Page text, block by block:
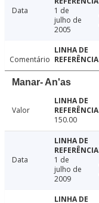
Data
1 de
julho de
2005
Comentário
Manar- An'as
Valor
150.00
Data
1 de
julho de
2009